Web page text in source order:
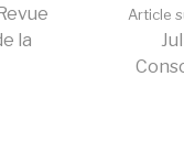
la
Article